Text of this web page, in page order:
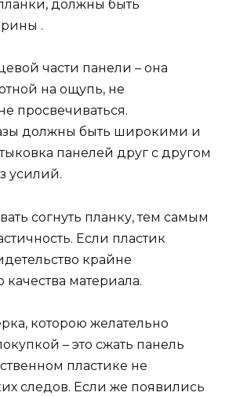
должны быть
.
части панели – она
на ощупь, не
просвечиваться.
должны быть широкими и
панелей друг с другом
усилий.
согнуть планку, тем самым
Если пластик
крайне
качества материала.
которою желательно
– это сжать панель
пластике не
следов. Если же появились